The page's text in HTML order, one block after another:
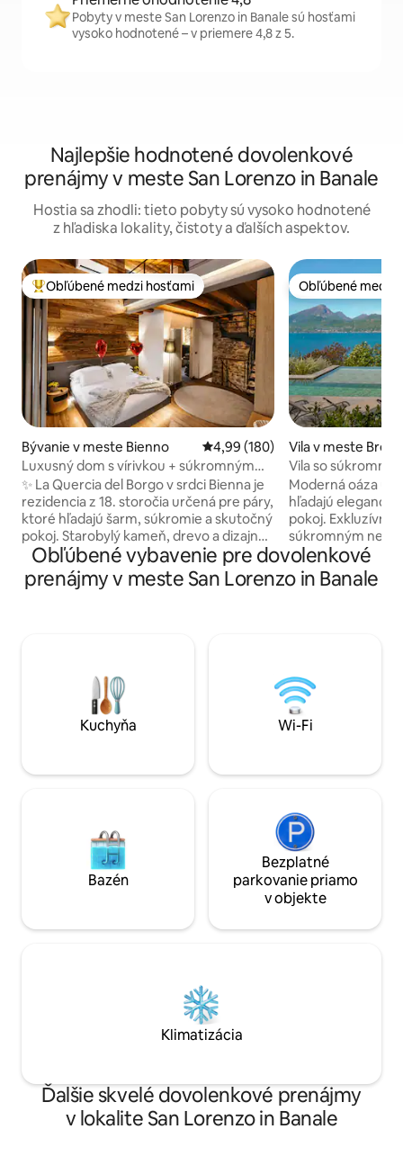
Pobyty v meste San Lorenzo in Banale sú hosťami
vysoko hodnotené – v priemere 4,8 z 5.
Najlepšie hodnotené dovolenkové
prenájmy v meste San Lorenzo in Banale
Hostia sa zhodli: tieto pobyty sú vysoko hodnotené
z hľadiska lokality, čistoty a ďalších aspektov.
Najobľúbenejšie medzi hosťami
Obľúbené medzi hosťami
Bývanie v meste Bienno Priemerné ohodnotenie 4,99 z
4,99 (180)
Luxusný dom s vírivkou + súkromným
SPA + výhľadom na Alpy
✨ La Quercia del Borgo v srdci Bienna je
rezidencia z 18. storočia určená pre páry,
ktoré hľadajú šarm, súkromie a skutočný
pokoj. Starobylý kameň, drevo a dizajn
sprevádzajú súkromné SPA len pre vás s
vírivkou, fínskou saunou a výhľadom na
Alpy. 🛏️ Apartmán s veľkou manželskou
Ideálne na výročia, romantické výlety a
wellness víkendy v autentickej dedine,
na ktoré nikdy nezabudnete.
Obľúbené medzi
Obľúbené medzi
Vila v meste
Vila so
Gardské jazero
Moderná oáza
hľadajú
pokoj. Exkluzívna
súkromným
súkromnou
výhľadom na
ktorí chcú
kútom, ktorá je
priestoru ideálna
vonkajšieho
najhorúcejších
Obľúbené vybavenie pre dovolenkové
prenájmy v meste San Lorenzo in Banale
Kuchyňa Wi-Fi
Bazén
Bezplatné
parkovanie priamo
v objekte
Klimatizácia
Ďalšie skvelé dovolenkové prenájmy
v lokalite San Lorenzo in Banale